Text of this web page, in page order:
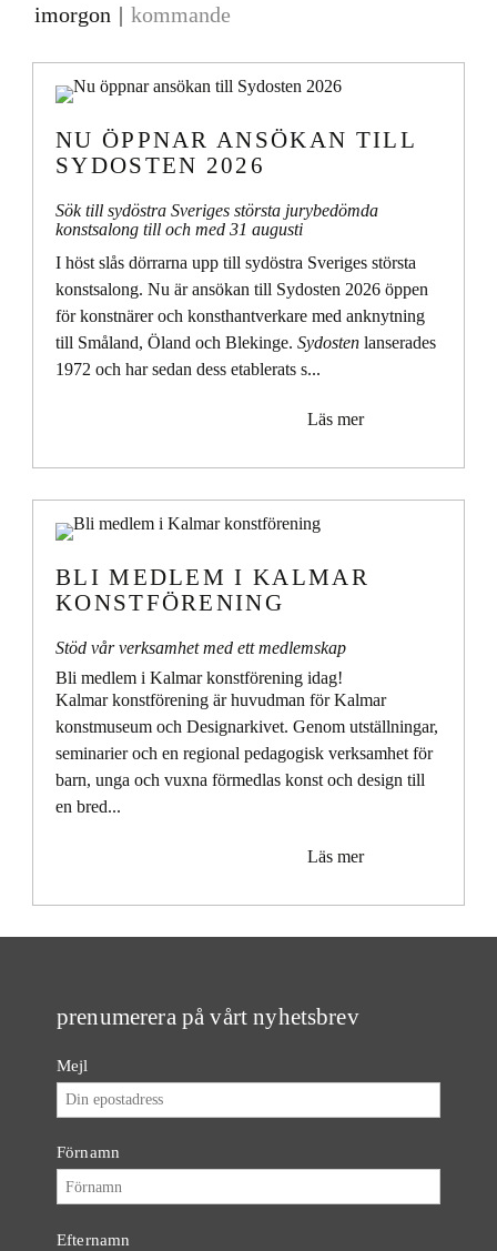
imorgon | kommande
NU ÖPPNAR ANSÖKAN TILL
SYDOSTEN 2026
Sök till sydöstra Sveriges största jurybedömda
konstsalong till och med 31 augusti
I höst slås dörrarna upp till sydöstra Sveriges största
konstsalong. Nu är ansökan till Sydosten 2026 öppen
för konstnärer och konsthantverkare med anknytning
till Småland, Öland och Blekinge. Sydosten lanserades
1972 och har sedan dess etablerats s...
Läs mer
BLI MEDLEM I KALMAR
KONSTFÖRENING
Stöd vår verksamhet med ett medlemskap
Bli medlem i Kalmar konstförening idag!
Kalmar konstförening är huvudman för Kalmar
konstmuseum och Designarkivet. Genom utställningar,
seminarier och en regional pedagogisk verksamhet för
barn, unga och vuxna förmedlas konst och design till
en bred...
Läs mer
prenumerera på vårt nyhetsbrev
Mejl
Förnamn
Efternamn